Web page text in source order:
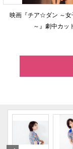
映画『チア☆ダン ～女
～』劇中カッ